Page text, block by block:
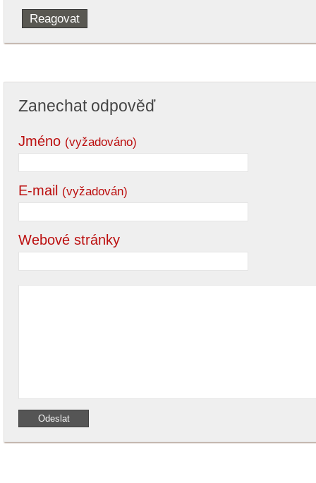
Reagovat
Zanechat odpověď
Jméno (vyžadováno)
E-mail (vyžadován)
Webové stránky